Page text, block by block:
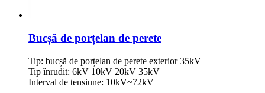
Bucșă de porțelan de perete
Tip: bucșă de porțelan de perete exterior 35kV
Tip înrudit: 6kV 10kV 20kV 35kV
Interval de tensiune: 10kV~72kV